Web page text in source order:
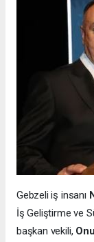
Gebzeli iş insanı
İş Geliştirme ve
başkan vekili,